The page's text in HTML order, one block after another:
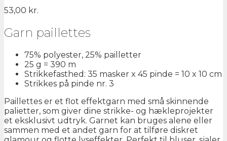
53,00 kr.
Garn paillettes
75% polyester, 25% pailletter
25 g = 390 m
Strikkefasthed: 35 masker x 45 pinde = 10 x 10 cm
Strikkes på pinde nr. 3
Paillettes er et flot effektgarn med små skinnende
palietter, som giver dine strikke- og hækleprojekter
et eksklusivt udtryk. Garnet kan bruges alene eller
sammen med et andet garn for at tilføre diskret